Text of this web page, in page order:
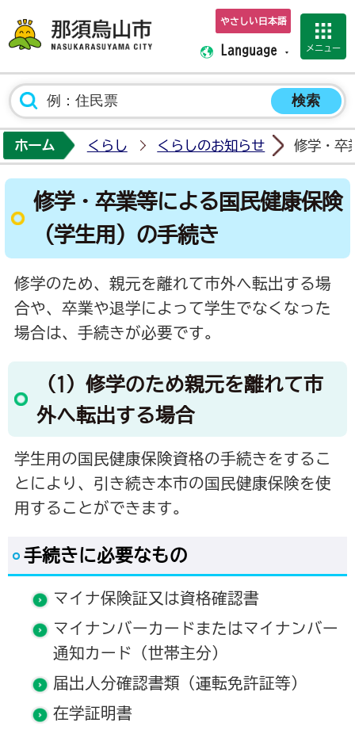
那須烏山市ホーム
やさしい日本語
Language メニュー
ホーム くらし くらしのお知らせ 修学・卒
修学・卒業等による国民健康保険
（学生用）の手続き
修学のため、親元を離れて市外へ転出する場
合や、卒業や退学によって学生でなくなった
場合は、手続きが必要です。
（1）修学のため親元を離れて市
外へ転出する場合
学生用の国民健康保険資格の手続きをするこ
とにより、引き続き本市の国民健康保険を使
用することができます。
手続きに必要なもの
マイナ保険証又は資格確認書
マイナンバーカードまたはマイナンバー
通知カード（世帯主分）
届出人分確認書類（運転免許証等）
在学証明書